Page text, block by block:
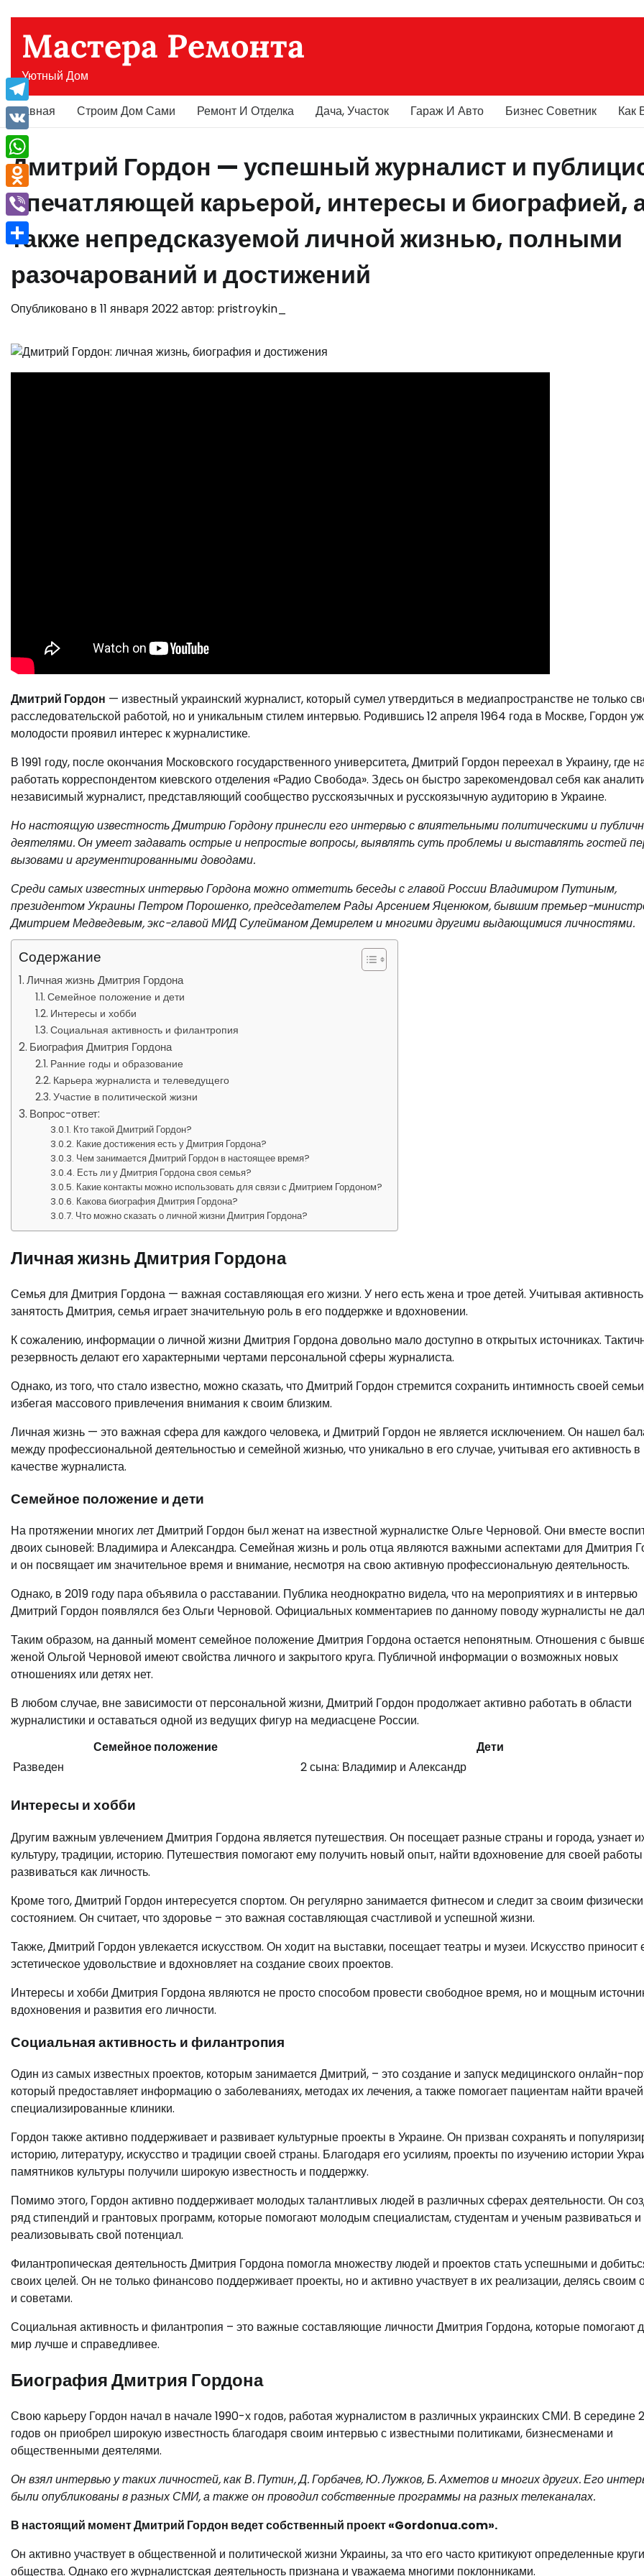
содержимому
Мастера Ремонта
Уютный Дом
Главная Строим Дом Сами Ремонт И Отделка Дача, Участок Гараж И Авто Бизнес Советник Как
Дмитрий Гордон — успешный журналист и
впечатляющей карьерой, интересы и биографией,
также непредсказуемой личной жизнью, полными
разочарований и достижений
Опубликовано в 11 января 2022автор: pristroykin_
Дмитрий Гордон — известный украинский журналист, который сумел утвердиться в медиапространстве не только
расследовательской работой, но и уникальным стилем интервью. Родившись 12 апреля 1964 года в Москве, Гордон
молодости проявил интерес к журналистике.
В 1991 году, после окончания Московского государственного университета, Дмитрий Гордон переехал в Украину, где
работать корреспондентом киевского отделения «Радио Свобода». Здесь он быстро зарекомендовал себя как
независимый журналист, представляющий сообщество русскоязычных и русскоязычную аудиторию в Украине.
Но настоящую известность Дмитрию Гордону принесли его интервью с влиятельными политическими и
деятелями. Он умеет задавать острые и непростые вопросы, выявлять суть проблемы и выставлять гостей
вызовами и аргументированными доводами.
Среди самых известных интервью Гордона можно отметить беседы с главой России Владимиром Путиным,
президентом Украины Петром Порошенко, председателем Рады Арсением Яценюком, бывшим премьер-
Дмитрием Медведевым, экс-главой МИД Сулейманом Демирелем и многими другими выдающимися личностями.
Содержание
Личная жизнь Дмитрия Гордона
Семейное положение и дети
Интересы и хобби
Социальная активность и филантропия
Биография Дмитрия Гордона
Ранние годы и образование
Карьера журналиста и телеведущего
Участие в политической жизни
Вопрос-ответ:
Кто такой Дмитрий Гордон?
Какие достижения есть у Дмитрия Гордона?
Чем занимается Дмитрий Гордон в настоящее время?
Есть ли у Дмитрия Гордона своя семья?
Какие контакты можно использовать для связи с Дмитрием Гордоном?
Какова биография Дмитрия Гордона?
Что можно сказать о личной жизни Дмитрия Гордона?
Личная жизнь Дмитрия Гордона
Семья для Дмитрия Гордона — важная составляющая его жизни. У него есть жена и трое детей. Учитывая
занятость Дмитрия, семья играет значительную роль в его поддержке и вдохновении.
К сожалению, информации о личной жизни Дмитрия Гордона довольно мало доступно в открытых источниках.
резервность делают его характерными чертами персональной сферы журналиста.
Однако, из того, что стало известно, можно сказать, что Дмитрий Гордон стремится сохранить интимность своей
избегая массового привлечения внимания к своим близким.
Личная жизнь — это важная сфера для каждого человека, и Дмитрий Гордон не является исключением. Он нашел
между профессиональной деятельностью и семейной жизнью, что уникально в его случае, учитывая его активность в
качестве журналиста.
Семейное положение и дети
На протяжении многих лет Дмитрий Гордон был женат на известной журналистке Ольге Черновой. Они вместе
двоих сыновей: Владимира и Александра. Семейная жизнь и роль отца являются важными аспектами для Дмитрия
и он посвящает им значительное время и внимание, несмотря на свою активную профессиональную деятельность.
Однако, в 2019 году пара объявила о расставании. Публика неоднократно видела, что на мероприятиях и в интервью
Дмитрий Гордон появлялся без Ольги Черновой. Официальных комментариев по данному поводу журналисты не
Таким образом, на данный момент семейное положение Дмитрия Гордона остается непонятным. Отношения с
женой Ольгой Черновой имеют свойства личного и закрытого круга. Публичной информации о возможных новых
отношениях или детях нет.
В любом случае, вне зависимости от персональной жизни, Дмитрий Гордон продолжает активно работать в области
журналистики и оставаться одной из ведущих фигур на медиасцене России.
Семейное положение
Дети
Разведен
2 сына: Владимир и Александр
Интересы и хобби
Другим важным увлечением Дмитрия Гордона является путешествия. Он посещает разные страны и города, узнает
культуру, традиции, историю. Путешествия помогают ему получить новый опыт, найти вдохновение для своей
развиваться как личность.
Кроме того, Дмитрий Гордон интересуется спортом. Он регулярно занимается фитнесом и следит за своим
состоянием. Он считает, что здоровье – это важная составляющая счастливой и успешной жизни.
Также, Дмитрий Гордон увлекается искусством. Он ходит на выставки, посещает театры и музеи. Искусство приносит
эстетическое удовольствие и вдохновляет на создание своих проектов.
Интересы и хобби Дмитрия Гордона являются не просто способом провести свободное время, но и мощным
вдохновения и развития его личности.
Социальная активность и филантропия
Один из самых известных проектов, которым занимается Дмитрий, – это создание и запуск медицинского онлайн-
который предоставляет информацию о заболеваниях, методах их лечения, а также помогает пациентам найти
специализированные клиники.
Гордон также активно поддерживает и развивает культурные проекты в Украине. Он призван сохранять и
историю, литературу, искусство и традиции своей страны. Благодаря его усилиям, проекты по изучению истории
памятников культуры получили широкую известность и поддержку.
Помимо этого, Гордон активно поддерживает молодых талантливых людей в различных сферах деятельности. Он
ряд стипендий и грантовых программ, которые помогают молодым специалистам, студентам и ученым развиваться и
реализовывать свой потенциал.
Филантропическая деятельность Дмитрия Гордона помогла множеству людей и проектов стать успешными и
своих целей. Он не только финансово поддерживает проекты, но и активно участвует в их реализации, делясь своим
и советами.
Социальная активность и филантропия – это важные составляющие личности Дмитрия Гордона, которые помогают
мир лучше и справедливее.
Биография Дмитрия Гордона
Свою карьеру Гордон начал в начале 1990-х годов, работая журналистом в различных украинских СМИ. В середине
годов он приобрел широкую известность благодаря своим интервью с известными политиками, бизнесменами и
общественными деятелями.
Он взял интервью у таких личностей, как В. Путин, Д. Горбачев, Ю. Лужков, Б. Ахметов и многих других. Его
были опубликованы в разных СМИ, а также он проводил собственные программы на разных телеканалах.
В настоящий момент Дмитрий Гордон ведет собственный проект «Gordonua.com».
Он активно участвует в общественной и политической жизни Украины, за что его часто критикуют определенные круги
общества. Однако его журналистская деятельность признана и уважаема многими поклонниками.
Telegram
VK
WhatsApp
Odnoklassniki
Viber